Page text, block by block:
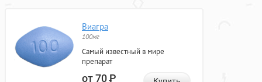
Виагра
100мг
Самый известный в мире
препарат
от 70Р